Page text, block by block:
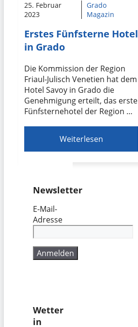
25. Februar
2023
Grado
Magazin
Erstes Fünfsterne Hotel
in Grado
Die Kommission der Region
Friaul-Julisch Venetien hat dem
Hotel Savoy in Grado die
Genehmigung erteilt, das erste
Fünfsternehotel der Region …
Weiterlesen
Newsletter
E-Mail-
Adresse
Wetter
in